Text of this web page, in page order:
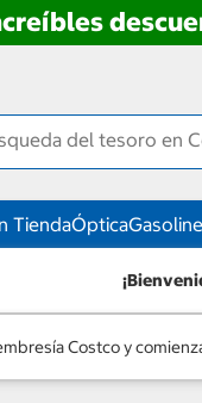
TiendaÓptica
Costco y